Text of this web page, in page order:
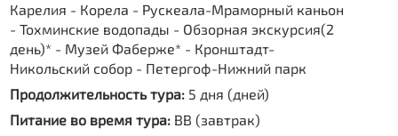
Карелия - Корела - Рускеала-Мраморный каньон
- Тохминские водопады - Обзорная экскурсия(2
день)* - Музей Фаберже* - Кронштадт-
Никольский собор - Петергоф-Нижний парк
Продолжительность тура: 5 дня (дней)
Питание во время тура: BB (завтрак)